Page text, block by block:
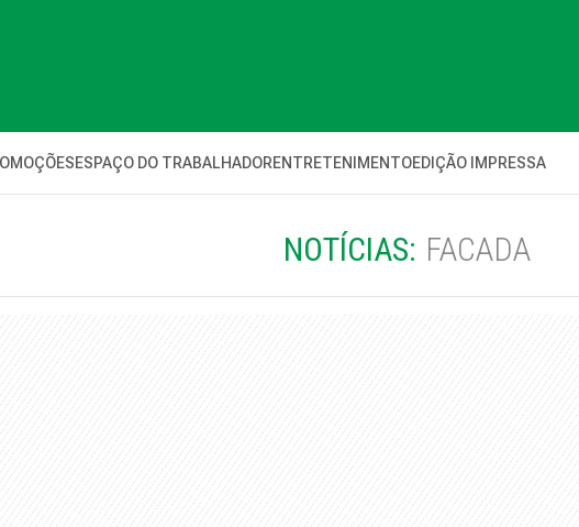
ESPAÇO DO TRABALHADORENTRETENIMENTOEDIÇÃO IMPRESSA
NOTÍCIAS: FACADA